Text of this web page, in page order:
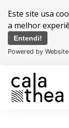
Este site usa
a melhor
Entendi!
Powered by